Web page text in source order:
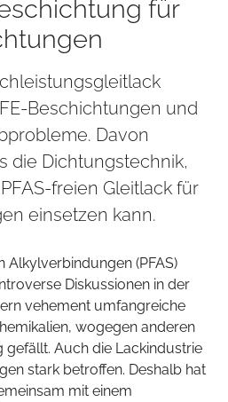
für
Beschichtungen und
Davon
die Dichtungstechnik,
freien Gleitlack für
einsetzen kann.
(PFAS)
Diskussionen in der
vehement umfangreiche
wogegen anderen
gefällt. Auch die Lackindustrie
stark betroffen. Deshalb hat
mit einem